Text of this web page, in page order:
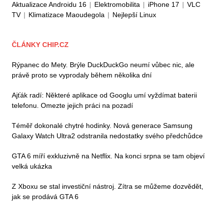
Aktualizace Androidu 16 | Elektromobilita | iPhone 17 | VLC
TV | Klimatizace Maoudegola | Nejlepší Linux
ČLÁNKY CHIP.CZ
Rýpanec do Mety. Brýle DuckDuckGo neumí vůbec nic, ale
právě proto se vyprodaly během několika dní
Ajťák radí: Některé aplikace od Googlu umí vyždímat baterii
telefonu. Omezte jejich práci na pozadí
Téměř dokonalé chytré hodinky. Nová generace Samsung
Galaxy Watch Ultra2 odstranila nedostatky svého předchůdce
GTA 6 míří exkluzivně na Netflix. Na konci srpna se tam objeví
velká ukázka
Z Xboxu se stal investiční nástroj. Zítra se můžeme dozvědět,
jak se prodává GTA 6